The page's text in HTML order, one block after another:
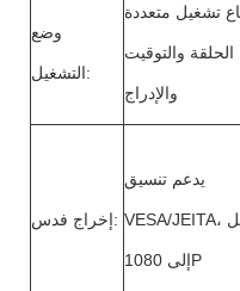
وضع
التشغيل:
تشغيل متعددة
والتوقيت
والإدراج
إخراج فدس:
يدعم تنسيق
VESA/JEITA، مخرج يصل
إلى 1080P